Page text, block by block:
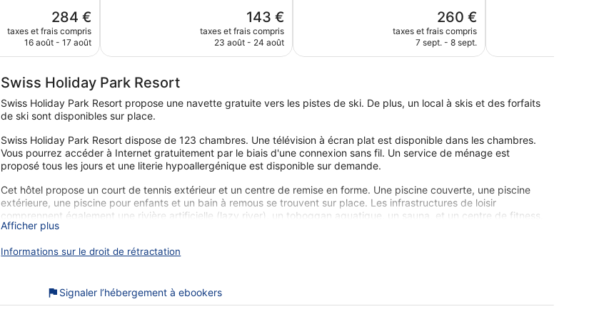
Le
nouveau
prix
284 €
284 €
taxes et frais compris
16 août - 17 août
Le
nouveau
prix
143 €
taxes et frais compris
23 août - 24 août
Le
nouveau
prix
260 €
taxes et frais compris
7 sept. - 8 sept.
Swiss Holiday Park Resort
Swiss Holiday Park Resort propose une navette gratuite vers les pistes de ski. De plus, un local à skis et des forfaits
de ski sont disponibles sur place.
Swiss Holiday Park Resort dispose de 123 chambres. Une télévision à écran plat est disponible dans les chambres.
Vous pourrez accéder à Internet gratuitement par le biais d'une connexion sans fil. Un service de ménage est
proposé tous les jours et une literie hypoallergénique est disponible sur demande.
Cet hôtel propose un court de tennis extérieur et un centre de remise en forme. Une piscine couverte, une piscine
extérieure, une piscine pour enfants et un bain à remous se trouvent sur place. Les infrastructures de loisir
comprennent également une rivière artificielle (lazy river), un toboggan aquatique, un sauna, et un centre de fitness.
Les activités de loisir répertoriées ci-dessous sont accessibles directement sur place ou à proximité. Ces activités
soins du visage et des enveloppements corporels. Le spa comprend un sauna et un bain à remous. Divers soins
thérapeutiques sont proposés, dont l'aromathérapie et des soins de réflexologie. Le spa est ouvert tous les jours.
Afficher plus
Informations sur le droit de rétractation
Signaler l’hébergement à ebookers